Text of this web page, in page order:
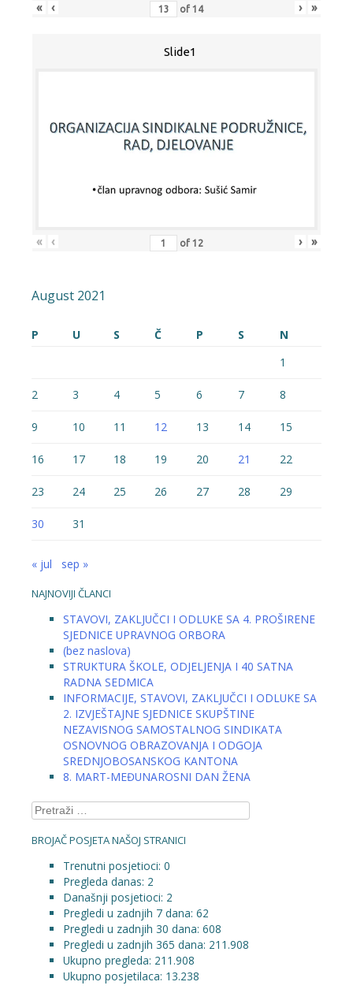
« ‹ of 14 › »
Slide1
« ‹ of 12 › »
August 2021
P U S Č P S
N
1
2 3 4 5 6 7 8
9 10 11 12 13 14 15
16 17 18 19 20 21 22
23 24 25 26 27 28 29
30 31
« jul sep »
NAJNOVIJI ČLANCI
STAVOVI, ZAKLJUČCI I ODLUKE SA 4. PROŠIRENE
SJEDNICE UPRAVNOG ORBORA
(bez naslova)
STRUKTURA ŠKOLE, ODJELJENJA I 40 SATNA
RADNA SEDMICA
INFORMACIJE, STAVOVI, ZAKLJUČCI I ODLUKE SA
2. IZVJEŠTAJNE SJEDNICE SKUPŠTINE
NEZAVISNOG SAMOSTALNOG SINDIKATA
OSNOVNOG OBRAZOVANJA I ODGOJA
SREDNJOBOSANSKOG KANTONA
8. MART-MEĐUNAROSNI DAN ŽENA
Pretraga:
BROJAČ POSJETA NAŠOJ STRANICI
Trenutni posjetioci: 0
Pregleda danas: 2
Današnji posjetioci: 2
Pregledi u zadnjih 7 dana: 62
Pregledi u zadnjih 30 dana: 608
Pregledi u zadnjih 365 dana: 211.908
Ukupno pregleda: 211.908
Ukupno posjetilaca: 13.238